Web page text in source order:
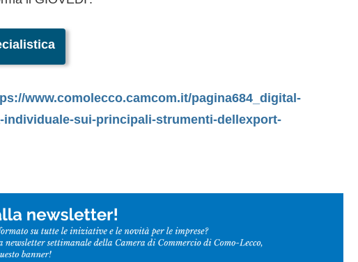
www.comolecco.camcom.it/pagina684_digital-
sui-principali-strumenti-dellexport-